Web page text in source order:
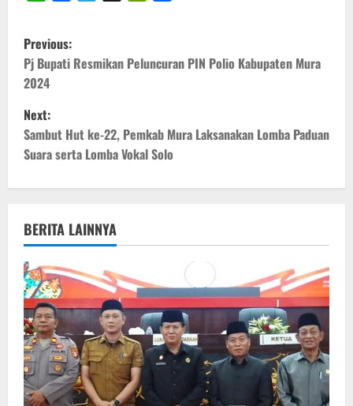
P
o
s
t
n
v
i
g
a
t
Previous:
Pj Bupati Resmikan Peluncuran PIN Polio Kabupaten Mura
2024
Next:
Sambut Hut ke-22, Pemkab Mura Laksanakan Lomba Paduan
Suara serta Lomba Vokal Solo
BERITA LAINNYA